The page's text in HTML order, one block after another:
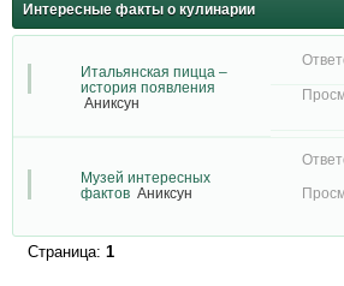
Интересные факты о кулинарии
Итальянская пицца –
история появления
Аниксун
Музей интересных
фактов Аниксун
Страница: 1